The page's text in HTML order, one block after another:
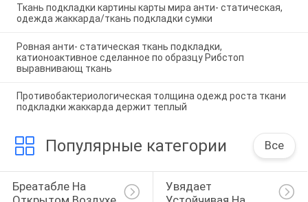
Ткань подкладки картины карты мира анти- статическая,
одежда жаккарда/ткань подкладки сумки
Ровная анти- статическая ткань подкладки,
катионоактивное сделанное по образцу Рибстоп
выравнивающ ткань
Противобактериологическая толщина одежд роста ткани
подкладки жаккарда держит теплый
Популярные категории Все
Бреатабле На
Увядает